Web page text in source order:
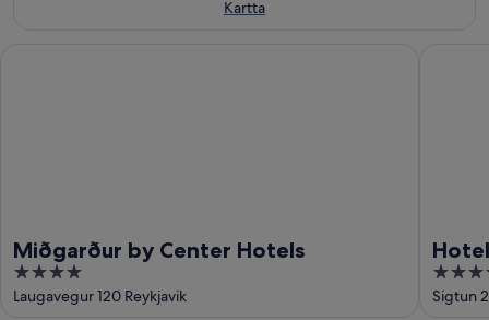
Kartta
Miðgarður by Center Hotels
4
out
Laugavegur 120 Reykjavik
4
out
Sigtun